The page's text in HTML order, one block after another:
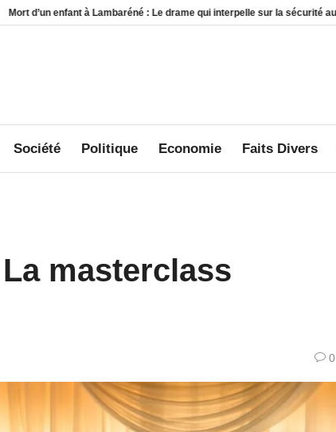
à Lambaréné : Le drame qui interpelle sur la sécurité au sein des foyers
Société Politique Economie Faits Divers
masterclass
0